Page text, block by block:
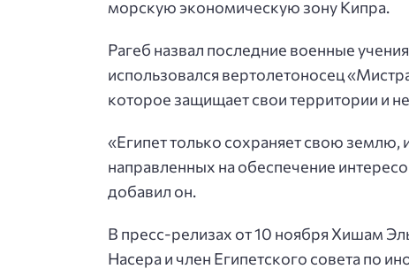
морскую экономическую зону Кипра.
Рагеб назвал последние военные
использовался вертолетоносец
которое защищает свои территории и
«Египет только сохраняет свою землю,
направленных на обеспечение
добавил он.
В пресс-релизах от 10 ноября Хишам
Насера и член Египетского совета по